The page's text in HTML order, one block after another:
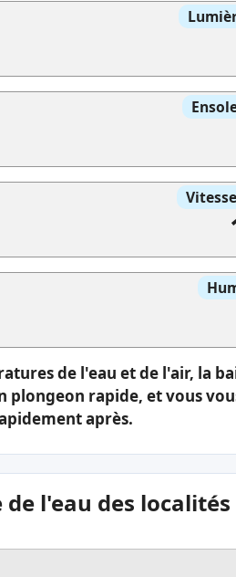
de l'eau et de l'air, la
plongeon rapide, et vous
après.
l'eau des